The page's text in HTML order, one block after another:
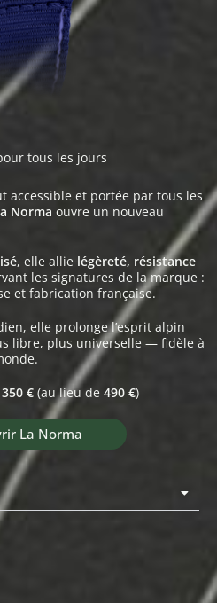
tous les jours
accessible et portée par tous les
Norma ouvre un nouveau
, elle allie légèreté, résistance
les signatures de la marque :
et fabrication française.
elle prolonge l’esprit alpin
libre, plus universelle — fidèle à
350 € (au lieu de 490 €)
La Norma